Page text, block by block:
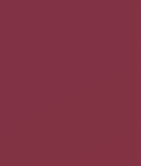
chinois. La
autres la
telles les
à la loupe
ou encore les
(WPS Office).